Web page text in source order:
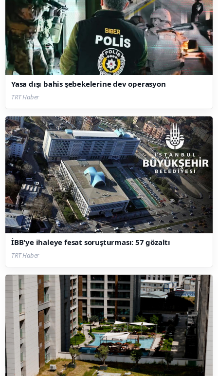
Yasa dışı bahis şebekelerine dev operasyon
TRT Haber
İBB'ye ihaleye fesat soruşturması: 57 gözaltı
TRT Haber